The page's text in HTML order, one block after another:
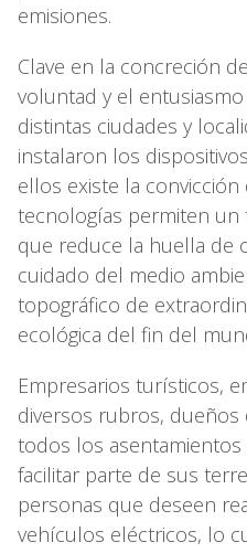
emisiones.
Clave en la concreción
voluntad y el
distintas ciudades y
instalaron los
ellos existe la
tecnologías permiten
que reduce la huella de
cuidado del medio
topográfico de
ecológica del fin del
Empresarios turísticos,
diversos rubros, dueños
todos los
facilitar parte de sus
personas que deseen
vehículos eléctricos, lo